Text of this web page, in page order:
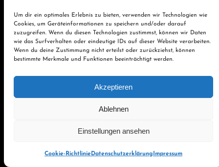
Um dir ein optimales Erlebnis zu bieten, verwenden wir Technologien wie
Cookies, um Geräteinformationen zu speichern und/oder darauf
zuzugreifen. Wenn du diesen Technologien zustimmst, können wir Daten
wie das Surfverhalten oder eindeutige IDs auf dieser Website verarbeiten.
Wenn du deine Zustimmung nicht erteilst oder zurückziehst, können
bestimmte Merkmale und Funktionen beeinträchtigt werden.
Akzeptieren
Ablehnen
Einstellungen ansehen
Cookie-RichtlinieDatenschutzerklärung Impressum